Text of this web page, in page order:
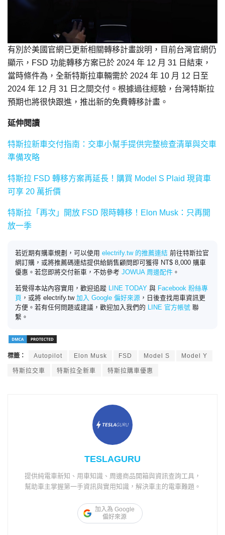
有別於美國官網已更新相關轉移計畫說明，目前台灣官網仍
顯示，FSD 功能轉移方案已於 2024 年 12 月 31 日結束，
當時條件為，全新特斯拉車輛需於 2024 年 10 月 12 日至
2024 年 12 月 31 日之間交付。根據過往經驗，台灣特斯拉
預期也將很快跟進，推出新的免費轉移計畫。
延伸閱讀
特斯拉新車交付指南：交車小幫手提供完整檢查清單與交車
準備攻略
特斯拉 FSD 轉移方案再延長！購買 Model S Plaid 現貨車
可享 20 萬折價
特斯拉「再次」開放 FSD 限時轉移！Elon Musk：只再開
放一季
若近期有購車規劃，可以使用 electrify.tw 的推薦連結 前往特斯拉官
網訂購，或將推薦碼連結提供給銷售顧問即可獲得 NT$ 8,000 購車
優惠。若您即將交付新車，不妨參考 JOWUA 周邊配件 。
若覺得本站內容實用，歡迎追蹤 LINE TODAY 與 Facebook 粉絲專
頁 ，或將 electrify.tw 加入 Google 偏好來源 ，日後查找用車資訊更
方便。若有任何問題或建議，歡迎加入我們的
LINE 官方帳號 聯
繫。
標籤： Autopilot Elon Musk FSD Model S Model Y
特斯拉交車 特斯拉全新車 特斯拉購車優惠
TESLAGURU
提供純電車新知、用車知識、周邊商品開箱與資訊查詢工具，
幫助車主掌握第一手資訊與實用知識，解決車主的電車難題。
加入為 Google
偏好來源